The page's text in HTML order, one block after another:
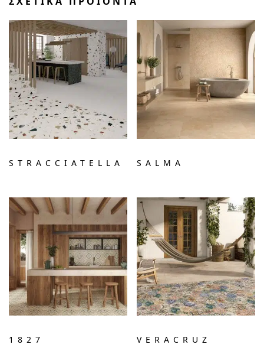
STRACCIATELLA SALMA
1827 VERACRUZ